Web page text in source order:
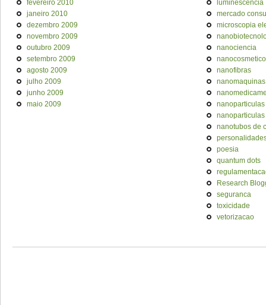
fevereiro 2010
janeiro 2010
dezembro 2009
novembro 2009
outubro 2009
setembro 2009
agosto 2009
julho 2009
junho 2009
maio 2009
luminescencia
mercado
microscopia
nanociencia
nanofibras
nanomaquinas
nanotubos de
poesia
quantum dots
Research
seguranca
toxicidade
vetorizacao